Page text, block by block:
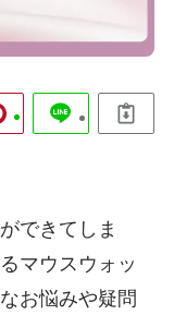
できてしま
マウスウォッ
お悩みや疑問